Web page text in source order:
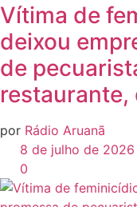
Vítima de
deixou
de
restaurante,
por Rádio Aruanã
8 de julho de 2026
0